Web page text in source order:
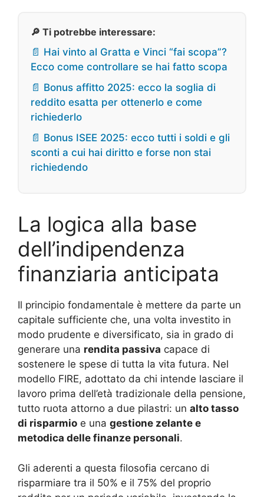
🔎 Ti potrebbe interessare:
📄 Hai vinto al Gratta e Vinci “fai scopa”?
Ecco come controllare se hai fatto scopa
📄 Bonus affitto 2025: ecco la soglia di
reddito esatta per ottenerlo e come
richiederlo
📄 Bonus ISEE 2025: ecco tutti i soldi e gli
sconti a cui hai diritto e forse non stai
richiedendo
La logica alla base
dell’indipendenza
finanziaria anticipata
Il principio fondamentale è mettere da parte un
capitale sufficiente che, una volta investito in
modo prudente e diversificato, sia in grado di
generare una rendita passiva capace di
sostenere le spese di tutta la vita futura. Nel
modello FIRE, adottato da chi intende lasciare il
lavoro prima dell’età tradizionale della pensione,
tutto ruota attorno a due pilastri: un alto tasso
di risparmio e una gestione zelante e
metodica delle finanze personali.
Gli aderenti a questa filosofia cercano di
risparmiare tra il 50% e il 75% del proprio